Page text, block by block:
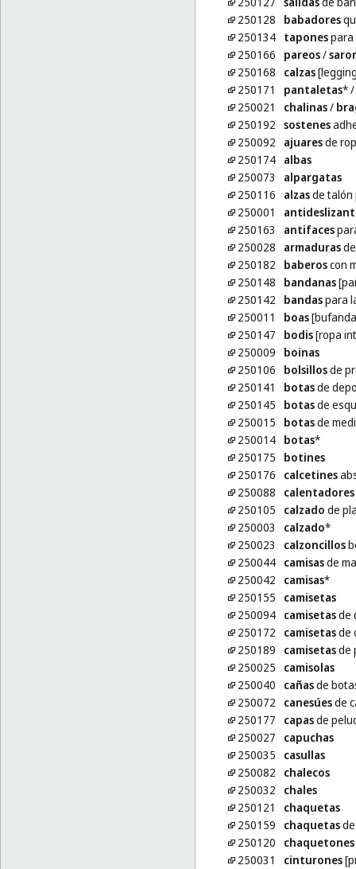
250128
babadores
250134 taponespara
250166
pareos/
250168
calzas
250171
pantaletas*/
250021
chalinas/
250192 sostenes
250092
ajuaresde
250174 albas
250073
alpargatas
250116
alzasde talón
250001
250163
antifaces
250028
armaduras
250182
baberoscon
250148
bandanas
250142
bandaspara
250011
boas
250147
bodis[ropa
250009
boinas
250106
bolsillosde
250141
botasde
250145
botasde
250015
botasde
250014 botas*
250175
botines
250176
calcetines
250088
calentadores
250105
calzado de
250003
calzado*
250023
calzoncillos
250044 camisasde
250042
camisas*
250155
camisetas
250094 camisetasde
250172
camisetasde
250189
camisetasde
250025
camisolas
250040
cañasde
250072
canesúesde
250177
capasde
250027
capuchas
250035
casullas
250082
chalecos
250032
chales
250121
chaquetas
250159
chaquetasde
250120
chaquetones
250031
cinturones